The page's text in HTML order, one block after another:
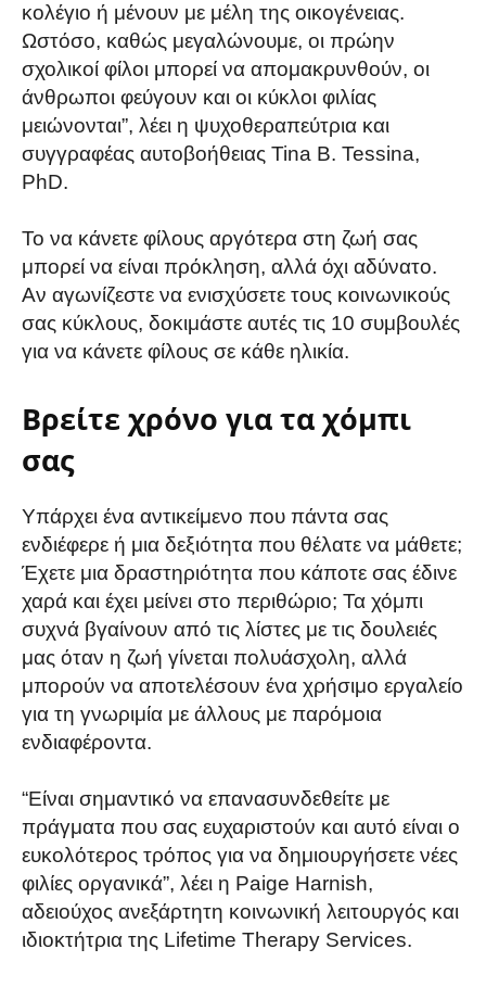
κολέγιο ή μένουν με μέλη της οικογένειας.
Ωστόσο, καθώς μεγαλώνουμε, οι πρώην
σχολικοί φίλοι μπορεί να απομακρυνθούν, οι
άνθρωποι φεύγουν και οι κύκλοι φιλίας
μειώνονται”, λέει η ψυχοθεραπεύτρια και
συγγραφέας αυτοβοήθειας Tina B. Tessina,
PhD.
Το να κάνετε φίλους αργότερα στη ζωή σας
μπορεί να είναι πρόκληση, αλλά όχι αδύνατο.
Αν αγωνίζεστε να ενισχύσετε τους κοινωνικούς
σας κύκλους, δοκιμάστε αυτές τις 10 συμβουλές
για να κάνετε φίλους σε κάθε ηλικία.
Βρείτε χρόνο για τα χόμπι
σας
Υπάρχει ένα αντικείμενο που πάντα σας
ενδιέφερε ή μια δεξιότητα που θέλατε να μάθετε;
Έχετε μια δραστηριότητα που κάποτε σας έδινε
χαρά και έχει μείνει στο περιθώριο; Τα χόμπι
συχνά βγαίνουν από τις λίστες με τις δουλειές
μας όταν η ζωή γίνεται πολυάσχολη, αλλά
μπορούν να αποτελέσουν ένα χρήσιμο εργαλείο
για τη γνωριμία με άλλους με παρόμοια
ενδιαφέροντα.
“Είναι σημαντικό να επανασυνδεθείτε με
πράγματα που σας ευχαριστούν και αυτό είναι ο
ευκολότερος τρόπος για να δημιουργήσετε νέες
φιλίες οργανικά”, λέει η Paige Harnish,
αδειούχος ανεξάρτητη κοινωνική λειτουργός και
ιδιοκτήτρια της Lifetime Therapy Services.